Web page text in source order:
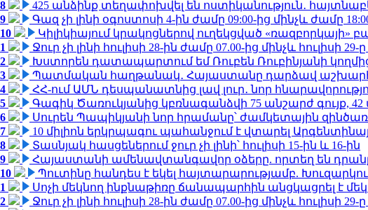
8
425 անձինք տեղափոխվել են ոստիկանություն․
9
Գազ չի լինի օգոստոսի 4-ին ժամը 09:00-ից մինչև ժամը
10
Կիլիկիայում կրակոցներով ուղեկցված
1
Ջուր չի լինի հուլիսի 28-ին ժամը 07.00-ից մինչև հուլիսի 29-
2
Խստորեն դատապարտում եմ Ռուբեն Ռուբինյանի
3
Պատմական հաղթանակ․ Հայաստանը դարձավ
4
ՀՀ-ում ԱՄՆ դեսպանատնից լավ լուր․ նոր
5
Գագիկ Ծառուկյանից կբռնագանձվի 75 անշարժ գույք,
6
Սուրեն Պապիկյանի նոր հրամանը՝ ժամկետային
7
10 միլիոն երկրպագու պահանջում է վտարել
8
Տասնյակ հասցեներում ջուր չի լինի՝ հուլիսի 15-ին և 16-ին
9
Հայաստանի ամենավտանգավոր օձերը. որտեղ են
10
Պուտինը հանդես է եկել հայտարարությամբ.
1
Սոչի մեկնող ինքնաթիռը ճանապարհին անցկացրել է մեկ
2
Ջուր չի լինի հուլիսի 28-ին ժամը 07.00-ից մինչև հուլիսի 29-